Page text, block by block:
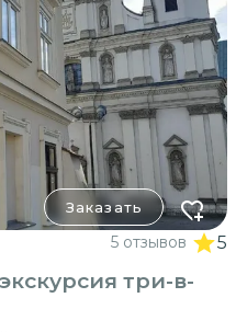
Заказать
5 отзывов 5
три-в-